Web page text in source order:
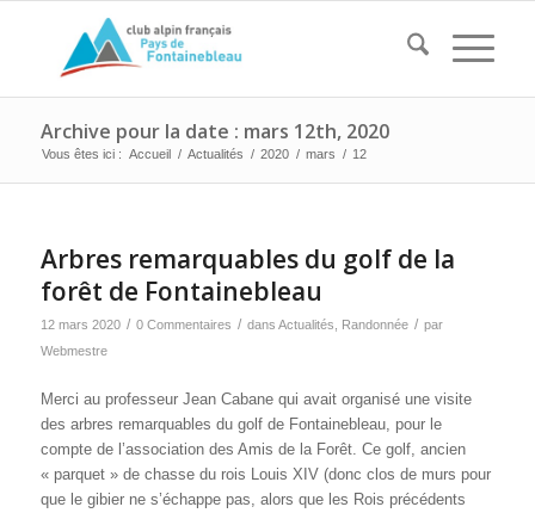
Archive pour la date : mars 12th, 2020
Vous êtes ici : Accueil / Actualités / 2020 / mars / 12
Arbres remarquables du golf de la
forêt de Fontainebleau
12 mars 2020 / 0 Commentaires / dans Actualités Randonnée / par
Webmestre
Merci au professeur Jean Cabane qui avait organisé une visite
des arbres remarquables du golf de Fontainebleau, pour le
compte de l’association des Amis de la Forêt. Ce golf, ancien
« parquet » de chasse du rois Louis XIV (donc clos de murs pour
que le gibier ne s’échappe pas, alors que les Rois précédents